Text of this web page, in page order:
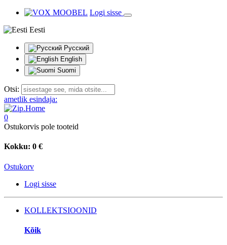
Logi sisse
Eesti
Русский
English
Suomi
Otsi:
ametlik esindaja:
0
Ostukorvis pole tooteid
Kokku: 0 €
Ostukorv
Logi sisse
KOLLEKTSIOONID
Kõik